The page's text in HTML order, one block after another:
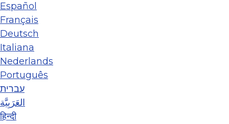
Español
Français
Deutsch
Italiana
Nederlands
Português
עברית
العَرَبِيَّة
हिन्दी